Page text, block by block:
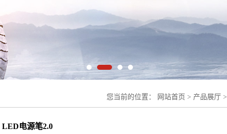
您当前的位置： 网站首页 > 产品展厅 >
LED电源笔2.0